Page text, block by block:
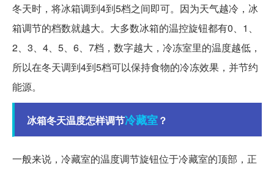
冬天时，将冰箱调到4到5档之间即可。因为天气越冷，冰
箱调节的档数就越大。大多数冰箱的温控旋钮都有0、1、
2、3、4、5、6、7档，数字越大，冷冻室里的温度越低，
所以在冬天调到4到5档可以保持食物的冷冻效果，并节约
能源。
冰箱冬天温度怎样调节冷藏室？
一般来说，冷藏室的温度调节旋钮位于冷藏室的顶部，正